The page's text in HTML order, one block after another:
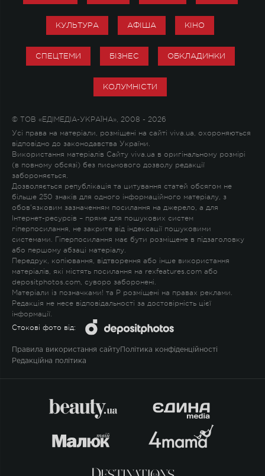
КУЛЬТУРА АФІША КІНО
СПЕЦТЕМИ БІЗНЕС ОБКЛАДИНКИ
КОЛУМНІСТИ
© ТОВ «ЕДІМЕДІА-УКРАЇНА», 2008 - 2026
Усі права на матеріали, розміщені на сайті viva.ua, охороняються
відповідно до законодавства України.
Використання матеріалів Сайту viva.ua в оригінальному розмірі
(в повному обсязі) без письмового дозволу редакції
забороняється.
Дозволяється републікація та цитування статей обсягом не
більше 250 знаків для одного інформаційного матеріалу, з
обов'язковим зазначенням посилання на джерело, а для
Інтернет-ресурсів – пряме для пошукових систем
гіперпосилання, не закрите від індексації пошуковими
системами. Гіперпосилання має бути розміщене в підзаголовку
або першому абзаці матеріалу.
Передрук, копіювання, відтворення або інше використання
матеріалів, які містять посилання на rexfeatures.com або
depositphotos.com, суворо заборонені.
Матеріали із позначками! та P розміщені на правах реклами.
Редакція не несе відповідальності за достовірність цієї
інформації.
Стокові фото від:
Правила використання сайту Політика конфіденційності
Редакційна політика